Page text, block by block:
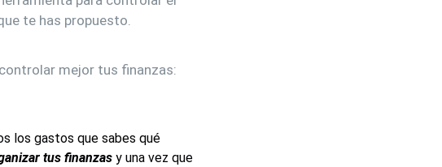
te has propuesto.
mejor tus finanzas:
los gastos que sabes qué
tus finanzas y una vez que